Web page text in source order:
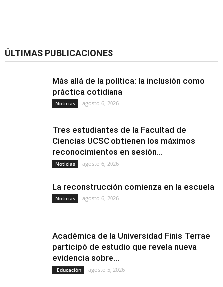
ÚLTIMAS PUBLICACIONES
Más allá de la política: la inclusión como
práctica cotidiana
Noticias agosto 6, 2026
Tres estudiantes de la Facultad de
Ciencias UCSC obtienen los máximos
reconocimientos en sesión...
Noticias agosto 6, 2026
La reconstrucción comienza en la escuela
Noticias agosto 6, 2026
Académica de la Universidad Finis Terrae
participó de estudio que revela nueva
evidencia sobre...
Educación agosto 5, 2026